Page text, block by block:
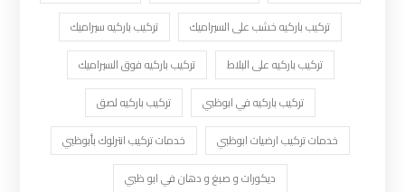
تركيب باركيه خشب على السيراميك
تركيب باركيه سيراميك
تركيب باركيه على البلاط
تركيب باركيه فوق السيراميك
تركيب باركيه في ابوظبي
تركيب باركيه لصق
خدمات تركيب ارضيات ابوظبي
خدمات تركيب انترلوك بأبوظبي
ديكورات و صبغ و دهان في ابو ظبي